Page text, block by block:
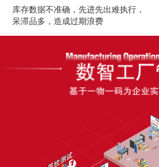
库存数据不准确，先进先出难执行，
呆滞品多，造成过期浪费